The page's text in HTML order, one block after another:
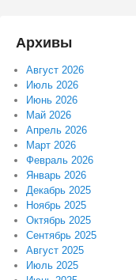
Архивы
Август 2026
Июль 2026
Июнь 2026
Май 2026
Апрель 2026
Март 2026
Февраль 2026
Январь 2026
Декабрь 2025
Ноябрь 2025
Октябрь 2025
Сентябрь 2025
Август 2025
Июль 2025